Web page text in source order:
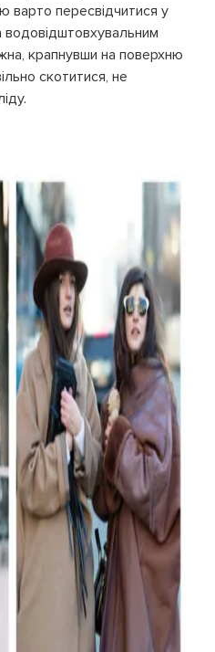
варто пересвідчитися у
водовідштовхувальним
крапнувши на поверхню
скотитися, не